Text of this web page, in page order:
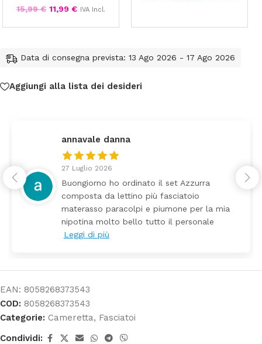
15,99€ 11,99 € IVA Incl.
Data di consegna prevista: 13 Ago 2026 - 17 Ago 2026
Aggiungi alla lista dei desideri
il set Azzurra
più fasciatoio
e piumone per la mia
tutto il personale
Tutti perfetto! Ho
arrivato ben
Prezzo ottimi
EAN: 8058268373543
COD: 8058268373543
Categorie: Cameretta, Fasciatoi
Condividi: